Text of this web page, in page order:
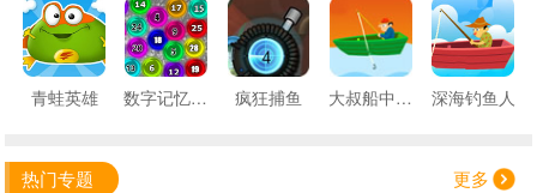
青蛙英雄 数字记忆捕鱼 疯狂捕鱼 大叔船中钓鱼 深海钓鱼人
热门专题 更多